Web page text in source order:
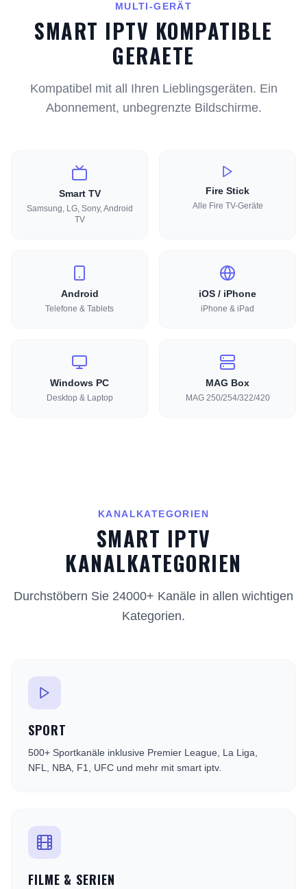
MULTI-GERÄT
SMART IPTV KOMPATIBLE
GERAETE
Kompatibel mit all Ihren Lieblingsgeräten. Ein
Abonnement, unbegrenzte Bildschirme.
Smart TV
Samsung, LG, Sony, Android
TV
Fire Stick
Alle Fire TV-Geräte
Android
Telefone & Tablets
iOS / iPhone
iPhone & iPad
Windows PC
Desktop & Laptop
MAG Box
MAG 250/254/322/420
KANALKATEGORIEN
SMART IPTV
KANALKATEGORIEN
Durchstöbern Sie 24000+ Kanäle in allen wichtigen
Kategorien.
SPORT
500+ Sportkanäle inklusive Premier League, La Liga,
NFL, NBA, F1, UFC und mehr mit smart iptv.
FILME & SERIEN